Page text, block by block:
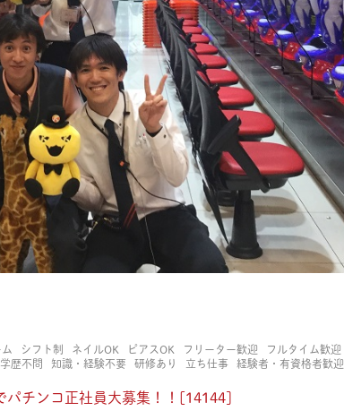
シフト制 ネイルOK ピアスOK フリーター歓迎
フルタイム歓迎
学歴不問 知識・経験不要 研修あり 立ち仕事
経験者・有資格者歓迎
パチンコ正社員大募集！！[14144]